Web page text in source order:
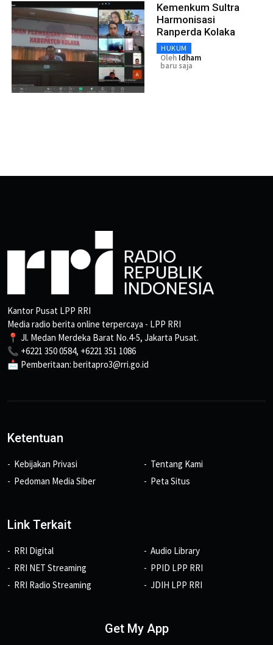
Kemenkum Sultra
Harmonisasi
Ranperda Kolaka
HUKUM
Oleh Idham
baru saja
Kantor Pusat LPP RRI
Media radio berita online terpercaya - LPP RRI
📍 Jl. Medan Merdeka Barat No.4-5, Jakarta Pusat.
📞 +6221 350 0584, +6221 351 1086
📩 Pemberitaan: beritapro3@rri.go.id
Ketentuan
Kebijakan Privasi
Pedoman Media Siber
Tentang Kami
Peta Situs
Link Terkait
RRI Digital
RRI NET Streaming
RRI Radio Streaming
Audio Library
PPID LPP RRI
JDIH LPP RRI
Get My App